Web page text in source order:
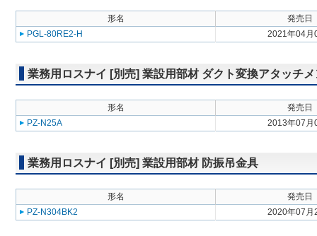
形名
発売日
PGL-80RE2-H
2021年04月
業務用ロスナイ [別売] 業設用部材 ダクト変換アタッチ
形名
発売日
PZ-N25A
2013年07月
業務用ロスナイ [別売] 業設用部材 防振吊金具
形名
発売日
PZ-N304BK2
2020年07月